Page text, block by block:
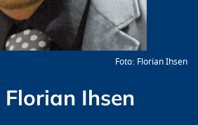
Florian Ihsen
Ihsen